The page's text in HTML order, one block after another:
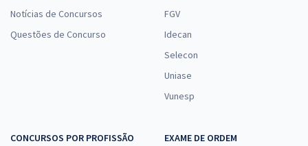
Notícias de Concursos
Questões de Concurso
FGV
Idecan
Selecon
Uniase
Vunesp
CONCURSOS POR PROFISSÃO
EXAME DE ORDEM